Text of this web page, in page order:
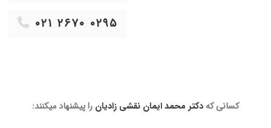
۰۲۱ ۲۶۷۰ ۰۲۹۵
کسانی که دکتر محمد ایمان نقشی زادیان را پیشنهاد میکنند: